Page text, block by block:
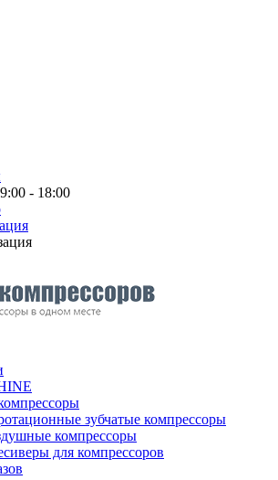
- 18:00
зубчатые компрессоры
компрессоры
для компрессоров